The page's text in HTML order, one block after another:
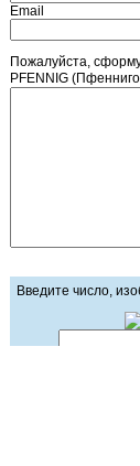
Email
Пожалуйста,
PFENNIG
Введите число,